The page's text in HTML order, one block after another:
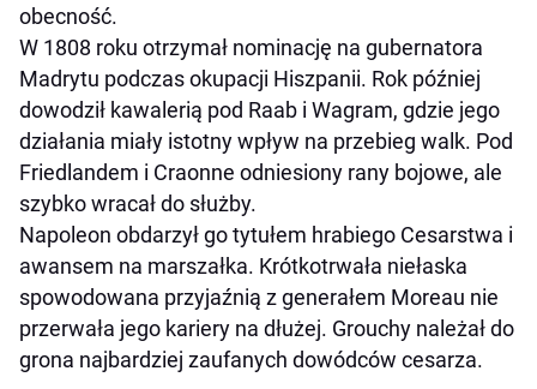
obecność.
W 1808 roku otrzymał nominację na gubernatora
Madrytu podczas okupacji Hiszpanii. Rok później
dowodził kawalerią pod Raab i Wagram, gdzie jego
działania miały istotny wpływ na przebieg walk. Pod
Friedlandem i Craonne odniesiony rany bojowe, ale
szybko wracał do służby.
Napoleon obdarzył go tytułem hrabiego Cesarstwa i
awansem na marszałka. Krótkotrwała niełaska
spowodowana przyjaźnią z generałem Moreau nie
przerwała jego kariery na dłużej. Grouchy należał do
grona najbardziej zaufanych dowódców cesarza.